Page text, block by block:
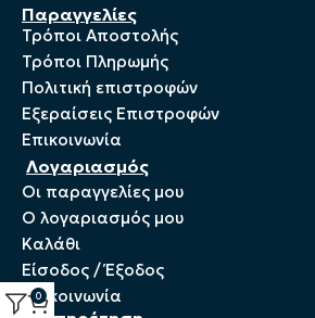
Παραγγελίες
Τρόποι Αποστολής
Τρόποι Πληρωμής
Πολιτική επιστροφών
Εξεραίσεις Επιστροφών
Επικοινωνία
Λογαριασμός
Οι παραγγελίες μου
Ο λογαριασμός μου
Καλάθι
Είσοδος / Έξοδος
Επικοινωνία
0